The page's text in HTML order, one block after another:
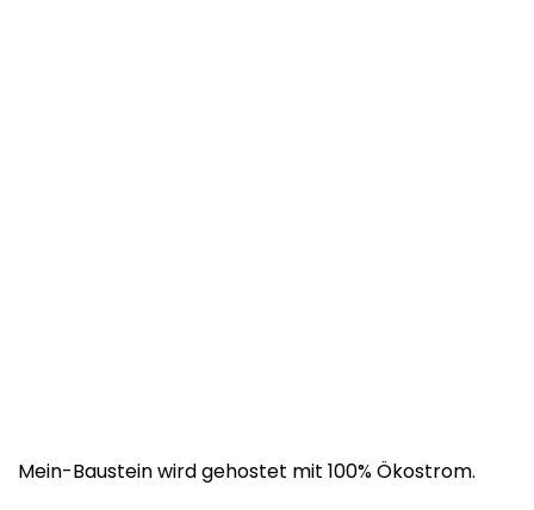
Mein-Baustein wird gehostet mit 100% Ökostrom.